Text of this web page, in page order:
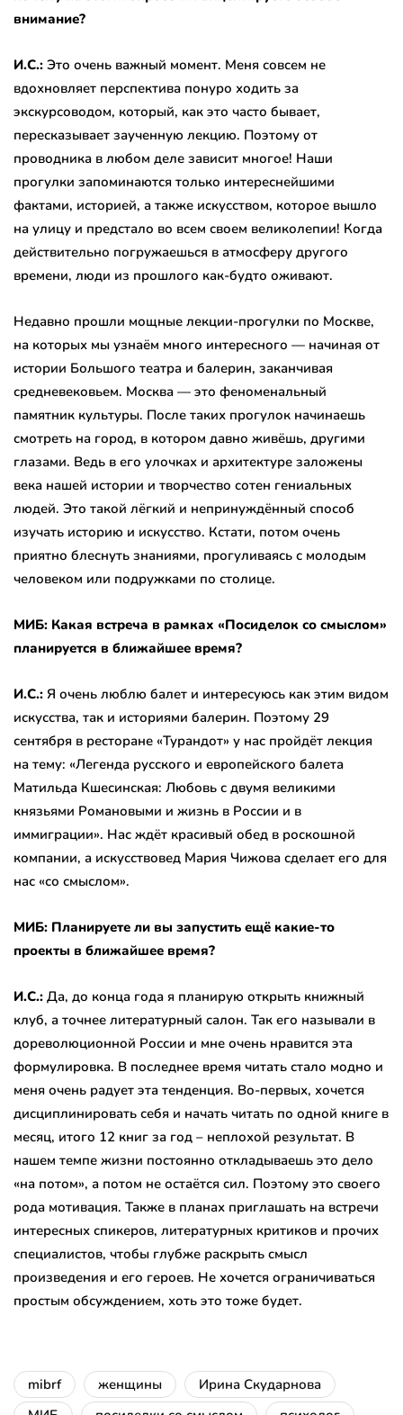
внимание?
И.С.: Это очень важный момент. Меня совсем не
вдохновляет перспектива понуро ходить за
экскурсоводом, который, как это часто бывает,
пересказывает заученную лекцию. Поэтому от
проводника в любом деле зависит многое! Наши
прогулки запоминаются только интереснейшими
фактами, историей, а также искусством, которое вышло
на улицу и предстало во всем своем великолепии! Когда
действительно погружаешься в атмосферу другого
времени, люди из прошлого как-будто оживают.
Недавно прошли мощные лекции-прогулки по Москве,
на которых мы узнаём много интересного — начиная от
истории Большого театра и балерин, заканчивая
средневековьем. Москва — это феноменальный
памятник культуры. После таких прогулок начинаешь
смотреть на город, в котором давно живёшь, другими
глазами. Ведь в его улочках и архитектуре заложены
века нашей истории и творчество сотен гениальных
людей. Это такой лёгкий и непринуждённый способ
изучать историю и искусство. Кстати, потом очень
приятно блеснуть знаниями, прогуливаясь с молодым
человеком или подружками по столице.
МИБ: Какая встреча в рамках «Посиделок со смыслом»
планируется в ближайшее время?
И.С.: Я очень люблю балет и интересуюсь как этим видом
искусства, так и историями балерин. Поэтому 29
сентября в ресторане «Турандот» у нас пройдёт лекция
на тему: «Легенда русского и европейского балета
Матильда Кшесинская: Любовь с двумя великими
князьями Романовыми и жизнь в России и в
иммиграции». Нас ждёт красивый обед в роскошной
компании, а искусствовед Мария Чижова сделает его для
нас «со смыслом».
МИБ: Планируете ли вы запустить ещё какие-то
проекты в ближайшее время?
И.С.: Да, до конца года я планирую открыть книжный
клуб, а точнее литературный салон. Так его называли в
дореволюционной России и мне очень нравится эта
формулировка. В последнее время читать стало модно и
меня очень радует эта тенденция. Во-первых, хочется
дисциплинировать себя и начать читать по одной книге в
месяц, итого 12 книг за год – неплохой результат. В
нашем темпе жизни постоянно откладываешь это дело
«на потом», а потом не остаётся сил. Поэтому это своего
рода мотивация. Также в планах приглашать на встречи
интересных спикеров, литературных критиков и прочих
специалистов, чтобы глубже раскрыть смысл
произведения и его героев. Не хочется ограничиваться
простым обсуждением, хоть это тоже будет.
mibrf женщины
Ирина Скударнова